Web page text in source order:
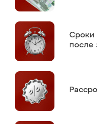
Сроки
после